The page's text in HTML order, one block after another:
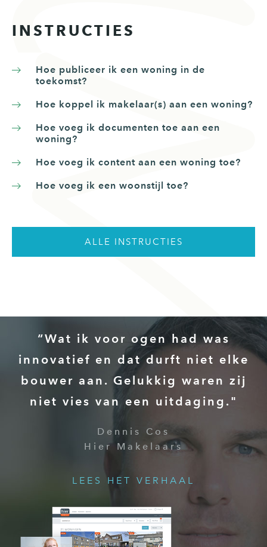
INSTRUCTIES
Hoe publiceer ik een woning in de
toekomst?
Hoe koppel ik makelaar(s) aan een woning?
Hoe voeg ik documenten toe aan een
woning?
Hoe voeg ik content aan een woning toe?
Hoe voeg ik een woonstijl toe?
ALLE INSTRUCTIES
“Wat ik voor ogen had was
innovatief en dat durft niet elke
bouwer aan. Gelukkig waren zij
niet vies van een uitdaging."
Dennis Cos
Hier Makelaars
LEES HET VERHAAL